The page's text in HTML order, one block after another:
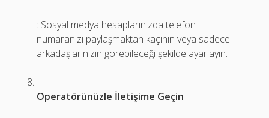
: Sosyal medya hesaplarınızda telefon
numaranızı paylaşmaktan kaçının veya sadece
arkadaşlarınızın görebileceği şekilde ayarlayın.
Operatörünüzle İletişime Geçin